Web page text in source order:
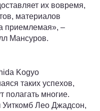
их вовремя,
материалов
приемлемая», –
Мансуров.
Kogyo
таких успехов,
полагать многие.
Лео Джадсон,